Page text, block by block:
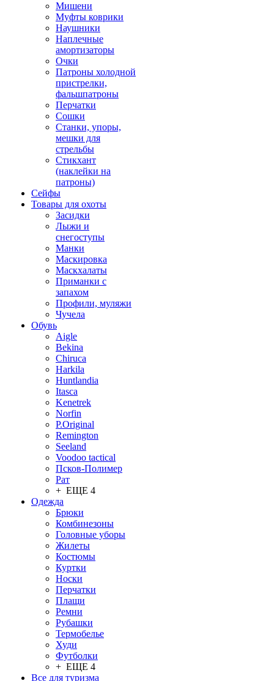
Мишени
Муфты коврики
Наушники
Наплечные
амортизаторы
Очки
Патроны холодной
пристрелки,
фальшпатроны
Перчатки
Сошки
Станки, упоры,
мешки для
стрельбы
Стикхант
(наклейки на
патроны)
Сейфы
Товары для охоты
Засидки
Лыжи и
снегоступы
Манки
Маскировка
Маскхалаты
Приманки с
запахом
Профили, муляжи
Чучела
Обувь
Aigle
Bekina
Chiruсa
Harkila
Huntlandia
Itasca
Kenetrek
Norfin
P.Original
Remington
Seeland
Voodoo tactical
Псков-Полимер
Рат
+ ЕЩЕ 4
Одежда
Брюки
Комбинезоны
Головные уборы
Жилеты
Костюмы
Куртки
Носки
Перчатки
Плащи
Ремни
Рубашки
Термобелье
Худи
Футболки
+ ЕЩЕ 4
Все для туризма